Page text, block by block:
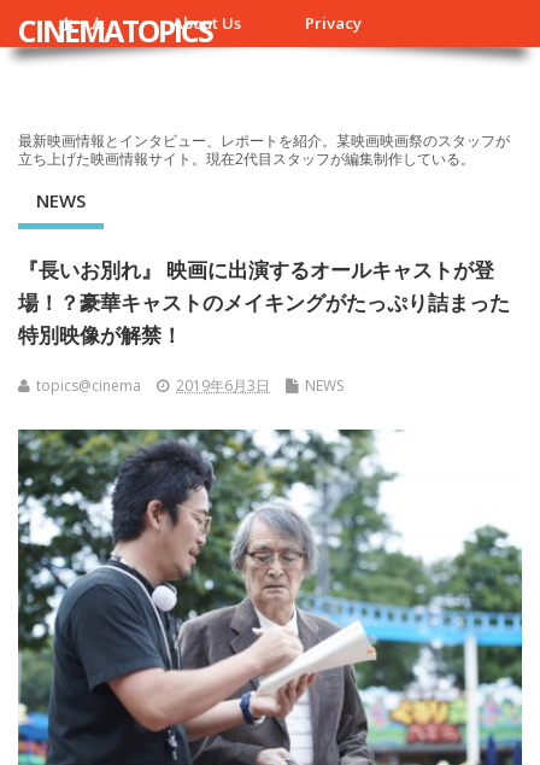
ホーム About Us Privacy
CINEMATOPICS
最新映画情報とインタビュー、レポートを紹介。某映画映画祭のスタッフが
立ち上げた映画情報サイト。現在2代目スタッフが編集制作している。
NEWS
『長いお別れ』 映画に出演するオールキャストが登
場！？豪華キャストのメイキングがたっぷり詰まった
特別映像が解禁！
topics@cinema 2019年6月3日 NEWS